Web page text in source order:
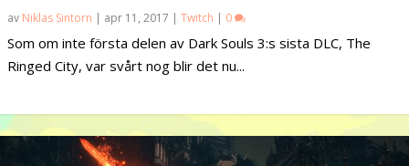
av Niklas Sintorn | apr 11, 2017 | Twitch | 0
Som om inte första delen av Dark Souls 3:s sista DLC, The
Ringed City, var svårt nog blir det nu...